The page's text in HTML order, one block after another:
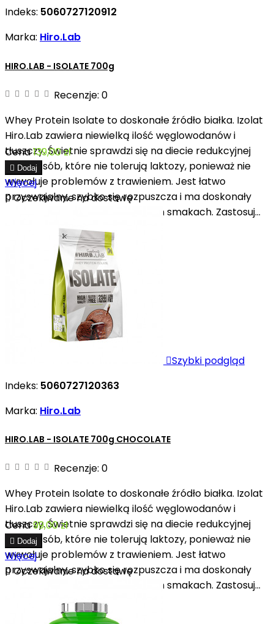
Indeks: 5060727120912
Marka: Hiro.Lab
HIRO.LAB - ISOLATE 700g
Recenzje: 0
Whey Protein Isolate to doskonałe źródło białka. Izolat
Hiro.Lab zawiera niewielką ilość węglowodanów i
tłuszczy. Świetnie sprawdzi się na diecie redukcyjnej
oraz u osób, które nie tolerują laktozy, ponieważ nie
wywołuje problemów z trawieniem. Jest łatwo
przyswajalny, szybko się rozpuszcza i ma doskonały
smak. Jest dostępny w 7 różnych smakach. Zastosuj...
Cena139,00 zł
 Dodaj
Więcej
Oczekiwanie na dostawę
Szybki podgląd
Indeks: 5060727120363
Marka: Hiro.Lab
HIRO.LAB - ISOLATE 700g CHOCOLATE
Recenzje: 0
Whey Protein Isolate to doskonałe źródło białka. Izolat
Hiro.Lab zawiera niewielką ilość węglowodanów i
tłuszczy. Świetnie sprawdzi się na diecie redukcyjnej
oraz u osób, które nie tolerują laktozy, ponieważ nie
wywołuje problemów z trawieniem. Jest łatwo
przyswajalny, szybko się rozpuszcza i ma doskonały
smak. Jest dostępny w 7 różnych smakach. Zastosuj...
Cena99,00 zł
 Dodaj
Więcej
Oczekiwanie na dostawę